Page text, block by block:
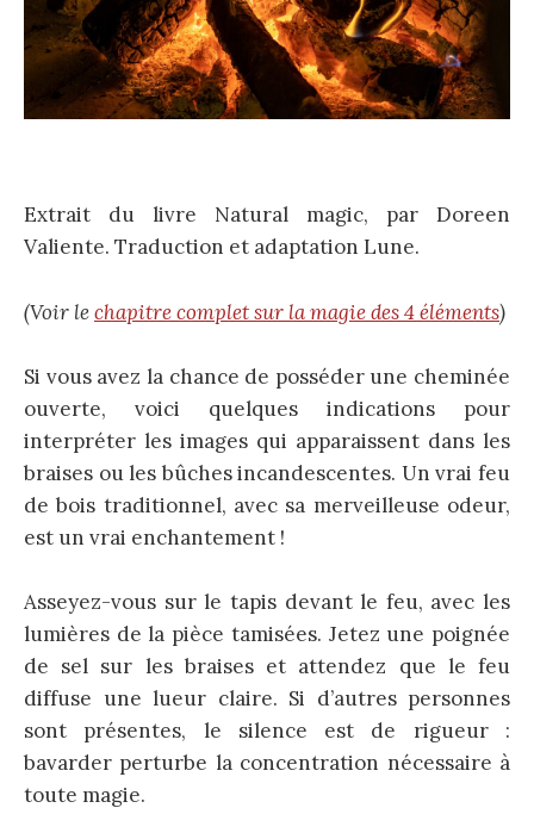
Extrait du livre Natural magic, par Doreen
Valiente. Traduction et adaptation Lune.
(Voir lechapitre complet sur la magie des 4 éléments)
Si vous avez la chance de posséder une cheminée
ouverte, voici quelques indications pour
interpréter les images qui apparaissent dans les
braises ou les bûches incandescentes. Un vrai feu
de bois traditionnel, avec sa merveilleuse odeur,
est un vrai enchantement !
Asseyez-vous sur le tapis devant le feu, avec les
lumières de la pièce tamisées. Jetez une poignée
de sel sur les braises et attendez que le feu
diffuse une lueur claire. Si d’autres personnes
sont présentes, le silence est de rigueur :
bavarder perturbe la concentration nécessaire à
toute magie.